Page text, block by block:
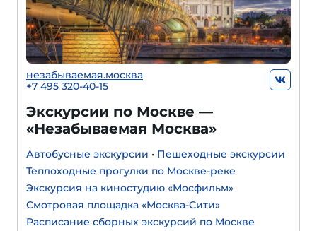
незабываемая.москва
+7 495 320-40-15
Экскурсии по Москве —
«Незабываемая Москва»
Автобусные экскурсии • Пешеходные экскурсии
Теплоходные прогулки по Москве-реке
Экскурсия на киностудию «Мосфильм»
Смотровая площадка «Москва-Сити»
Расписание сборных экскурсий по Москве